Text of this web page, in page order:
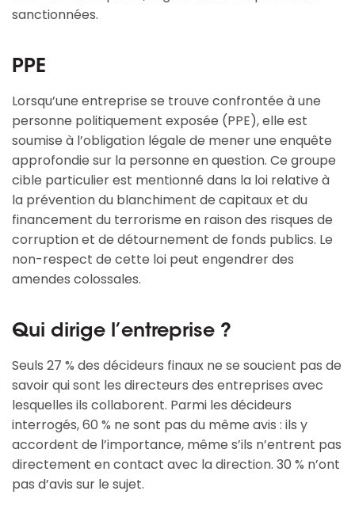
sanctionnées.
PPE
Lorsqu’une entreprise se trouve confrontée à une
personne politiquement exposée (PPE), elle est
soumise à l’obligation légale de mener une enquête
approfondie sur la personne en question. Ce groupe
cible particulier est mentionné dans la loi relative à
la prévention du blanchiment de capitaux et du
financement du terrorisme en raison des risques de
corruption et de détournement de fonds publics. Le
non-respect de cette loi peut engendrer des
amendes colossales.
Qui dirige l’entreprise ?
Seuls 27 % des décideurs finaux ne se soucient pas de
savoir qui sont les directeurs des entreprises avec
lesquelles ils collaborent. Parmi les décideurs
interrogés, 60 % ne sont pas du même avis : ils y
accordent de l’importance, même s’ils n’entrent pas
directement en contact avec la direction. 30 % n’ont
pas d’avis sur le sujet.